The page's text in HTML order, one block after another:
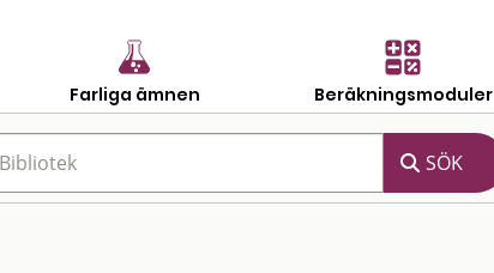
Farliga ämnen Beräkningsmoduler